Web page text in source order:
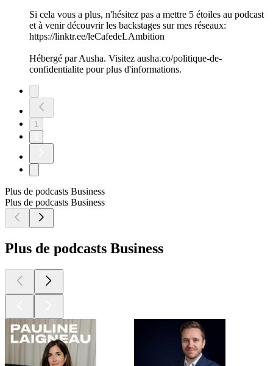
Si cela vous a plus, n'hésitez pas a mettre 5 étoiles au podcast
et à venir découvrir les backstages sur mes réseaux:
https://linktr.ee/leCafedeLAmbition
Hébergé par Ausha. Visitez ausha.co/politique-de-
confidentialite pour plus d'informations.
1
Plus de podcasts Business
Plus de podcasts Business
Plus de podcasts Business